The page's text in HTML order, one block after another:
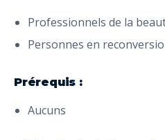
Professionnels de la
Personnes en
Prérequis :
Aucuns